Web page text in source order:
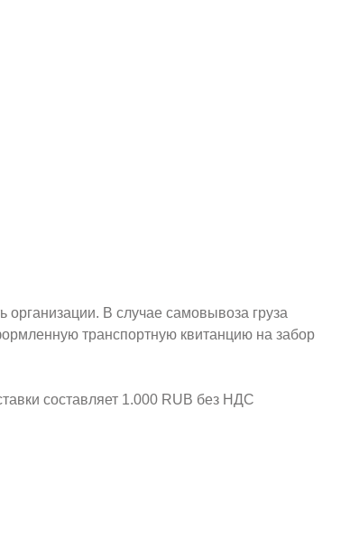
В случае самовывоза груза
транспортную квитанцию на забор
составляет 1.000 RUB без НДС